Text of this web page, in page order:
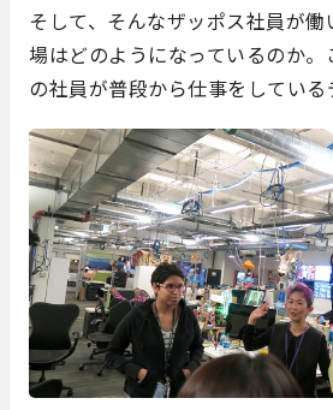
そして、そんなザッポス社員が
場はどのようになっているのか
の社員が普段から仕事をしている